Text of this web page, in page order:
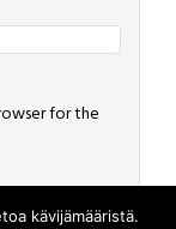
for the
kävijämääristä.